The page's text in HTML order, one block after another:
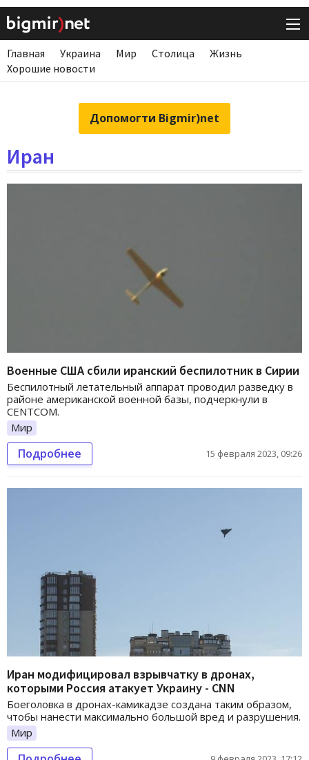
Главная Украина Мир Столица
Жизнь
Хорошие новости
Допомогти Bigmir)net
Иран
Военные США сбили иранский беспилотник в Сирии
Беспилотный летательный аппарат проводил разведку в
районе американской военной базы, подчеркнули в
CENTCOM.
Мир
Подробнее 15 февраля 2023, 09:26
Иран модифицировал взрывчатку в дронах,
которыми Россия атакует Украину - CNN
Боеголовка в дронах-камикадзе создана таким образом,
чтобы нанести максимально большой вред и разрушения.
Мир